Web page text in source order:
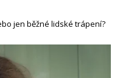
jen běžné lidské trápení?